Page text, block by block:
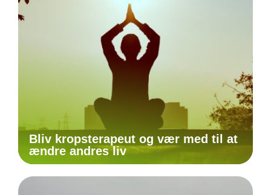
Bliv kropsterapeut og vær med til at
ændre andres liv